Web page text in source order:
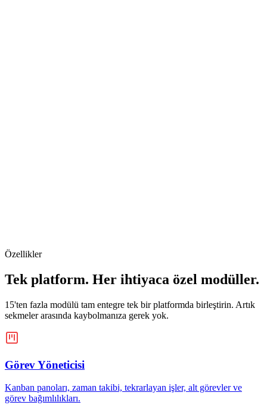
Özellikler
Tek platform. Her ihtiyaca özel modüller.
15'ten fazla modülü tam entegre tek bir platformda birleştirin. Artık
sekmeler arasında kaybolmanıza gerek yok.
Görev Yöneticisi
Kanban panoları, zaman takibi, tekrarlayan işler, alt görevler ve
görev bağımlılıkları.